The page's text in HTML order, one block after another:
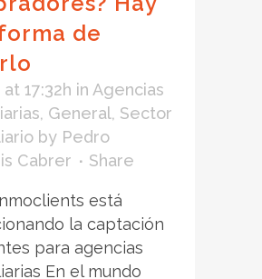
de
17:32h in Agencias
, General, Sector
by Pedro
Cabrer
Share
está
la captación
para agencias
En el mundo